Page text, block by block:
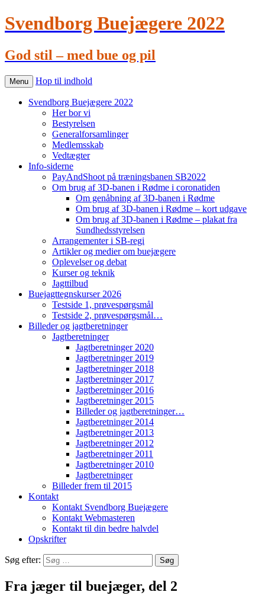
Svendborg Buejægere 2022
God stil – med bue og pil
Menu Hop til indhold
Svendborg Buejægere 2022
Her bor vi
Bestyrelsen
Generalforsamlinger
Medlemsskab
Vedtægter
Info-siderne
PayAndShoot på træningsbanen SB2022
Om brug af 3D-banen i Rødme i coronatiden
Om genåbning af 3D-banen i Rødme
Om brug af 3D-banen i Rødme – kort udgave
Om brug af 3D-banen i Rødme – plakat fra
Sundhedsstyrelsen
Arrangementer i SB-regi
Artikler og medier om buejægere
Oplevelser og debat
Kurser og teknik
Jagttilbud
Buejagttegnskurser 2026
Testside 1, prøvespørgsmål
Testside 2, prøvespørgsmål…
Billeder og jagtberetninger
Jagtberetninger
Jagtberetninger 2020
Jagtberetninger 2019
Jagtberetninger 2018
Jagtberetninger 2017
Jagtberetninger 2016
Jagtberetninger 2015
Billeder og jagtberetninger…
Jagtberetninger 2014
Jagtberetninger 2013
Jagtberetninger 2012
Jagtberetninger 2011
Jagtberetninger 2010
Jagtberetninger
Billeder frem til 2015
Kontakt
Kontakt Svendborg Buejægere
Kontakt Webmasteren
Kontakt til din bedre halvdel
Opskrifter
Søg efter:
Fra jæger til buejæger, del 2